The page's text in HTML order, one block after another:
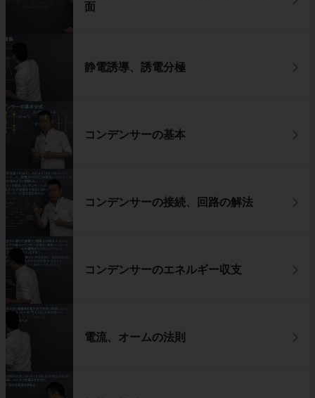
面
静電誘導、誘電分極
コンデンサーの基本
コンデンサーの接続、回路の解法
コンデンサーのエネルギー収支
電流、オームの法則